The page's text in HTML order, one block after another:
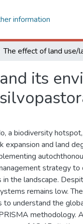
information
its
a biodiversity
expansion and land
strategy to
the landscape.
remains low.
to understand the
methodology.